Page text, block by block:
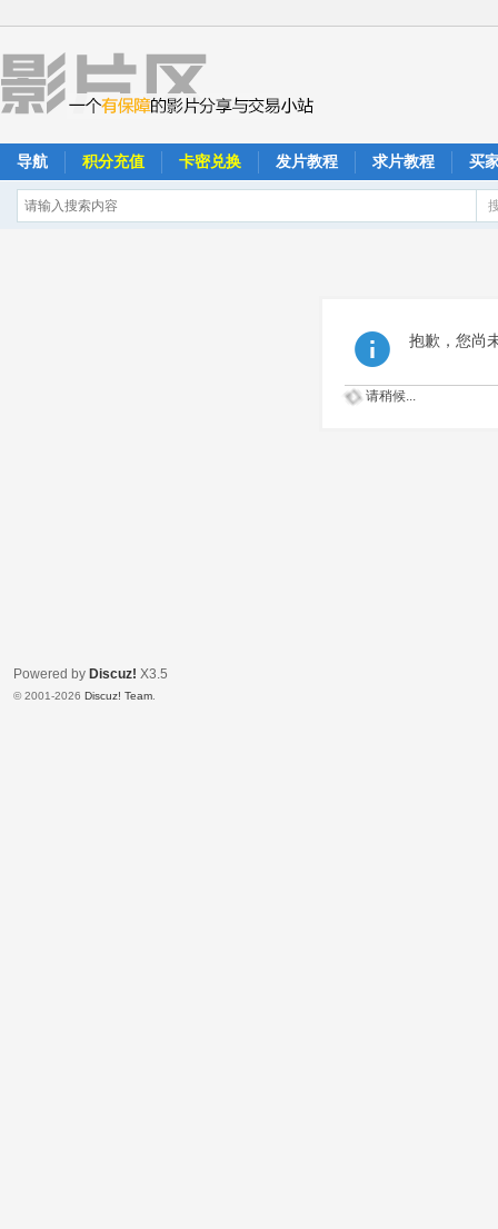
导航 积分充值 卡密兑换 发片教程 求片教程 买
抱歉，您尚
请稍候...
Powered by Discuz! X3.5
© 2001-2026 Discuz! Team